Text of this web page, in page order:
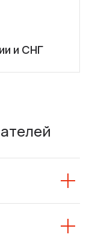
и СНГ